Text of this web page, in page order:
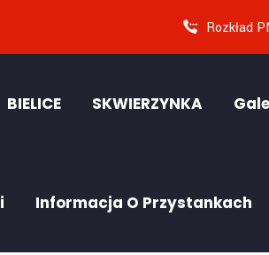
Rozkład
BIELICE SKWIERZYNKA
Informacja O Przystankach